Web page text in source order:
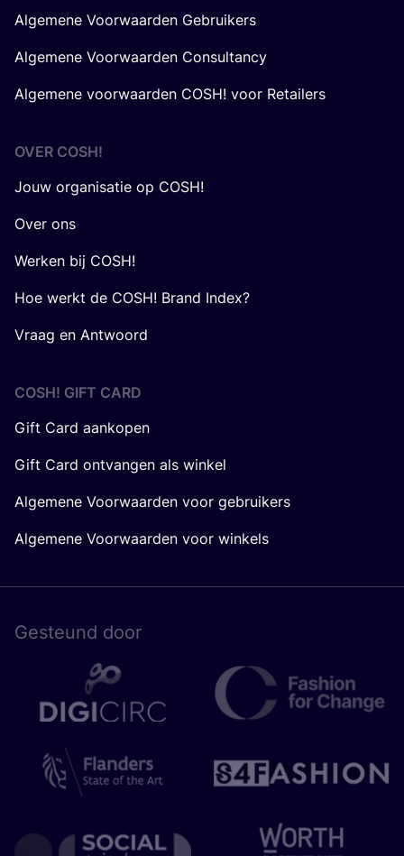
Algemene Voorwaarden Gebruikers
Algemene Voorwaarden Consultancy
Algemene voorwaarden COSH! voor Retailers
OVER COSH!
Jouw organisatie op COSH!
Over ons
Werken bij COSH!
Hoe werkt de COSH! Brand Index?
Vraag en Antwoord
COSH! GIFT CARD
Gift Card aankopen
Gift Card ontvangen als winkel
Algemene Voorwaarden voor gebruikers
Algemene Voorwaarden voor winkels
Gesteund door